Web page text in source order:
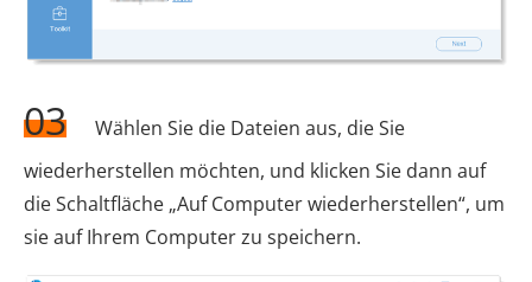
03
Wählen Sie die Dateien aus, die Sie
wiederherstellen möchten, und klicken Sie dann auf
die Schaltfläche „Auf Computer wiederherstellen“, um
sie auf Ihrem Computer zu speichern.